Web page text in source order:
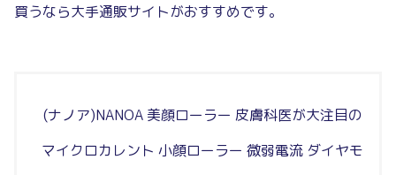
買うなら大手通販サイトがおすすめです。
(ナノア)NANOA 美顔ローラー 皮膚科医が大注目の
マイクロカレント 小顔ローラー 微弱電流 ダイヤモ